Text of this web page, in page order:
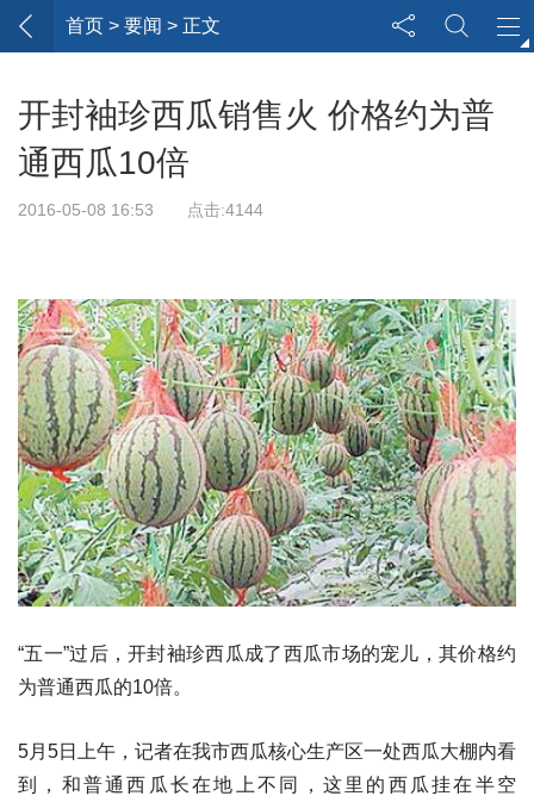
首页 > 要闻 > 正文
开封袖珍西瓜销售火 价格约为普
通西瓜10倍
2016-05-08 16:53 点击:4144
“五一”过后，开封袖珍西瓜成了西瓜市场的宠儿，其价格约
为普通西瓜的10倍。
5月5日上午，记者在我市西瓜核心生产区一处西瓜大棚内看
到，和普通西瓜长在地上不同，这里的西瓜挂在半空